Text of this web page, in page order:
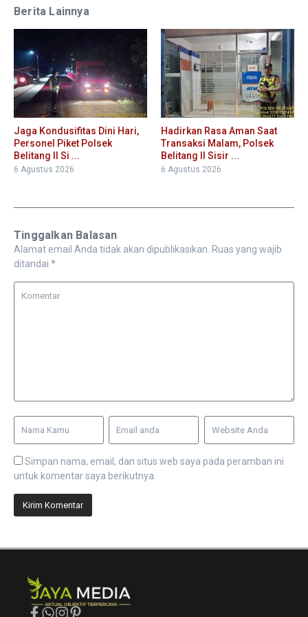
Berita Lainnya
Jaga Kondusifitas Dini Hari,
Personel Piket Polsek
Belitang II Si ...
6 Agustus 2026
Hadirkan Rasa Aman Saat
Transaksi Malam, Polsek
Belitang II Sisir ...
6 Agustus 2026
Tinggalkan Balasan
Alamat email Anda tidak akan dipublikasikan. Ruas yang wajib
ditandai *
Simpan nama, email, dan situs web saya pada peramban ini
untuk komentar saya berikutnya.